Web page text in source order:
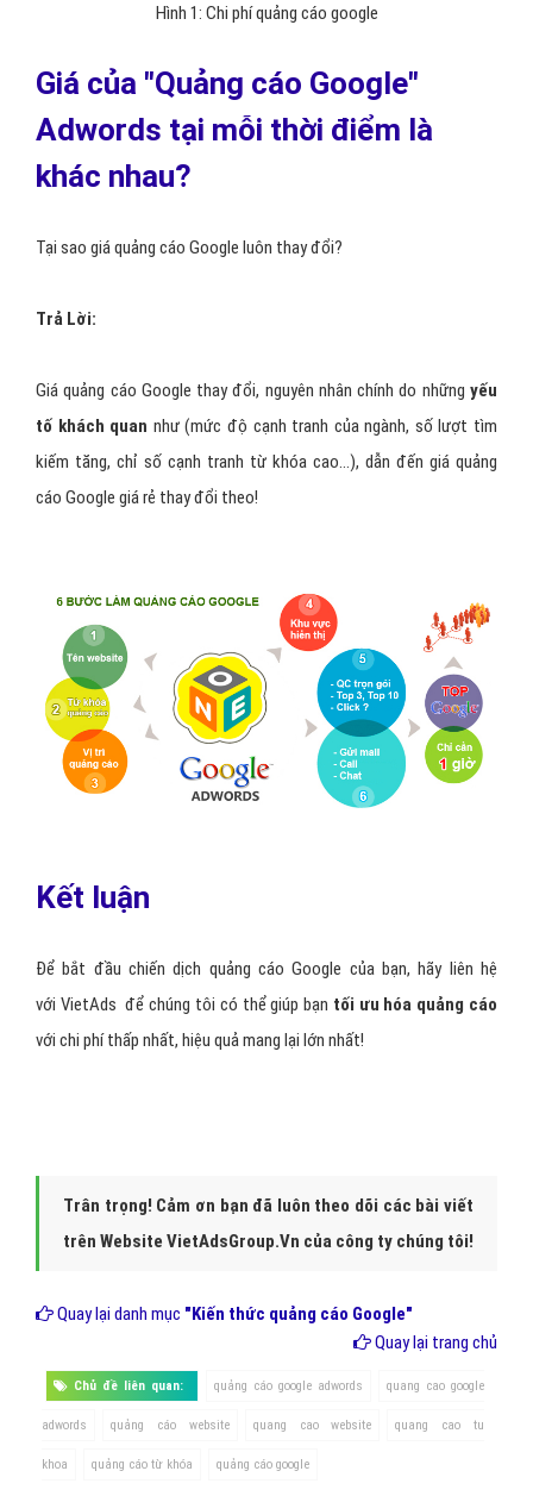
Hình 1: Chi phí quảng cáo google
Giá của "Quảng cáo Google"
Adwords tại mỗi thời điểm là
khác nhau?
Tại sao giá quảng cáo Google luôn thay đổi?
Trả Lời:
Giá quảng cáo Google thay đổi, nguyên nhân chính do những yếu
tố khách quan như (mức độ cạnh tranh của ngành, số lượt tìm
kiếm tăng, chỉ số cạnh tranh từ khóa cao…), dẫn đến giá quảng
cáo Google giá rẻ thay đổi theo!
Kết luận
Để bắt đầu chiến dịch quảng cáo Google của bạn, hãy liên hệ
với VietAds để chúng tôi có thể giúp bạn tối ưu hóa quảng cáo
với chi phí thấp nhất, hiệu quả mang lại lớn nhất!
Trân trọng! Cảm ơn bạn đã luôn theo dõi các bài viết
trên Website VietAdsGroup.Vn của công ty chúng tôi!
Quay lại danh mục "Kiến thức quảng cáo Google"
Quay lại trang chủ
Chủ đề liên quan: quảng cáo google adwords quang cao google
adwords quảng cáo website quang cao website quang cao tu
khoa quảng cáo từ khóa quảng cáo google